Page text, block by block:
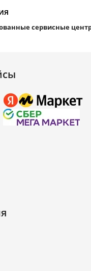
сервисные